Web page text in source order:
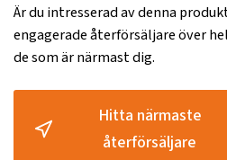
Är du intresserad av denna
engagerade återförsäljare över
de som är närmast dig.
Hitta närmaste
återförsäljare